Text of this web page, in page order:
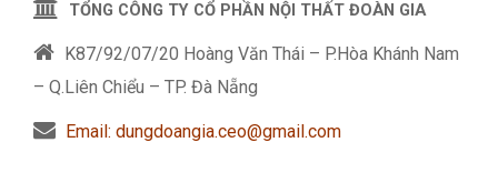
TỔNG CÔNG TY CỔ PHẦN NỘI THẤT ĐOÀN GIA
K87/92/07/20 Hoàng Văn Thái – P.Hòa Khánh Nam
– Q.Liên Chiểu – TP. Đà Nẵng
Email: dungdoangia.ceo@gmail.com